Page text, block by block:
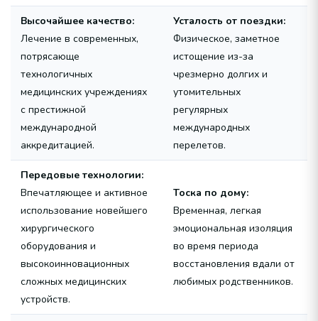
Высочайшее качество:
Лечение в современных,
потрясающе
технологичных
медицинских учреждениях
с престижной
международной
аккредитацией.
Усталость от поездки:
Физическое, заметное
истощение из-за
чрезмерно долгих и
утомительных
регулярных
международных
перелетов.
Передовые технологии:
Впечатляющее и активное
использование новейшего
хирургического
оборудования и
высокоинновационных
сложных медицинских
устройств.
Тоска по дому:
Временная, легкая
эмоциональная изоляция
во время периода
восстановления вдали от
любимых родственников.